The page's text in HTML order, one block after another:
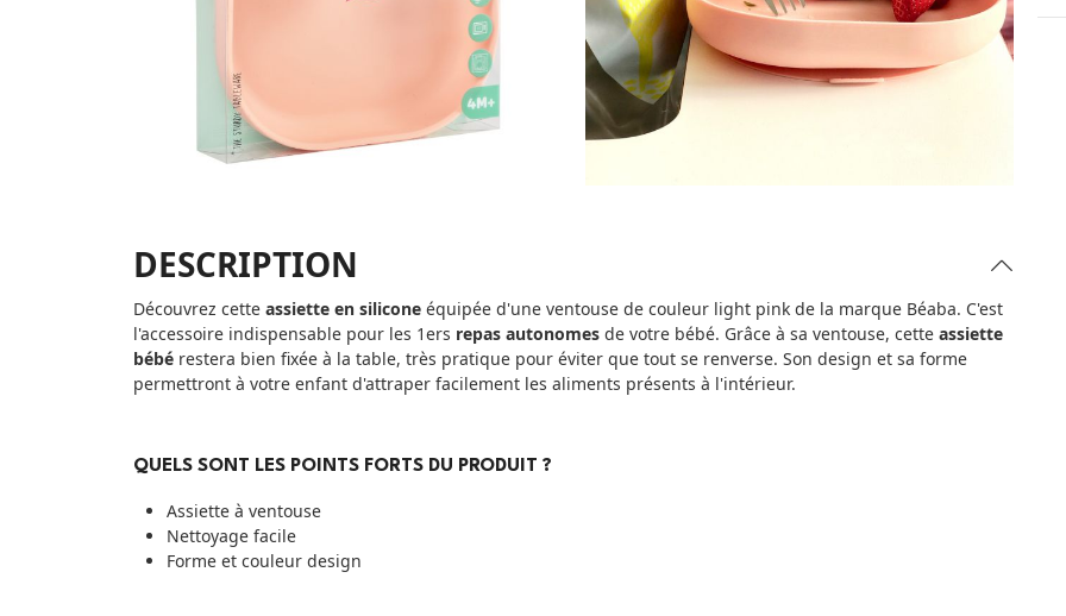
DESCRIPTION
Découvrez cette assiette en silicone équipée d'une ventouse de couleur light pink de la marque Béaba. C'est
l'accessoire indispensable pour les 1ers repas autonomes de votre bébé. Grâce à sa ventouse, cette assiette
bébé restera bien fixée à la table, très pratique pour éviter que tout se renverse. Son design et sa forme
permettront à votre enfant d'attraper facilement les aliments présents à l'intérieur.
QUELS SONT LES POINTS FORTS DU PRODUIT ?
Assiette à ventouse
Nettoyage facile
Forme et couleur design